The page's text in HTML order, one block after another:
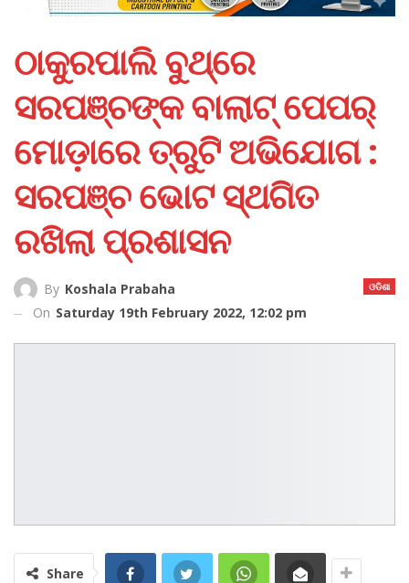
ଠାକୁରପାଲି ବୁଥ୍‌ରେ
ସରପଞ୍ଚଙ୍କ ବାଲାଟ୍‌ ପେପର୍‌
ମୋଡ଼ାରେ ତ୍ରୁଟି ଅଭିଯୋଗ :
ସରପଞ୍ଚ ଭୋଟ ସ୍ଥଗିତ
ରଖିଲା ପ୍ରଶାସନ
ଓଡିଶା
By Koshala Prabaha
On Saturday 19th February 2022, 12:02 pm
Share